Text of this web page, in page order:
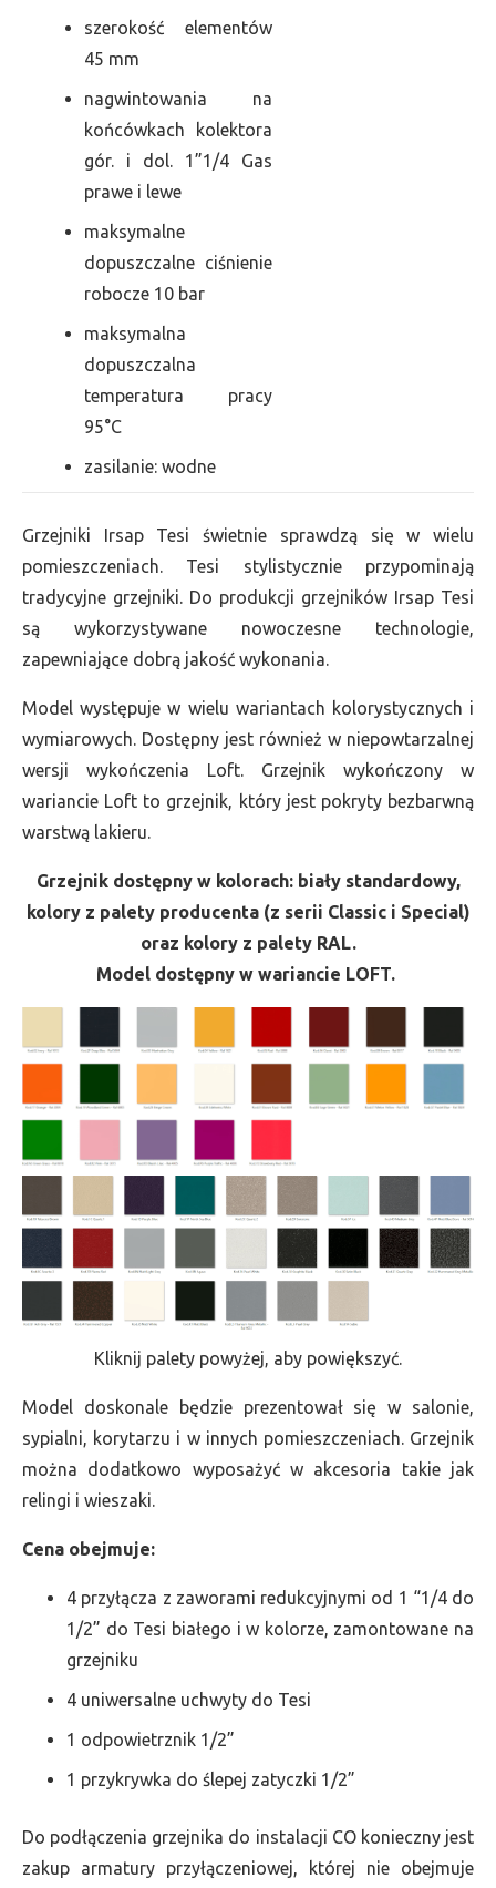
szerokość elementów
45 mm
nagwintowania na
końcówkach kolektora
gór. i dol. 1”1/4 Gas
prawe i lewe
maksymalne
dopuszczalne ciśnienie
robocze 10 bar
maksymalna
dopuszczalna
temperatura pracy
95°C
zasilanie: wodne
Grzejniki Irsap Tesi świetnie sprawdzą się w wielu
pomieszczeniach. Tesi stylistycznie przypominają
tradycyjne grzejniki. Do produkcji grzejników Irsap Tesi
są wykorzystywane nowoczesne technologie,
zapewniające dobrą jakość wykonania.
Model występuje w wielu wariantach kolorystycznych i
wymiarowych. Dostępny jest również w niepowtarzalnej
wersji wykończenia Loft. Grzejnik wykończony w
wariancie Loft to grzejnik, który jest pokryty bezbarwną
warstwą lakieru.
Grzejnik dostępny w kolorach: biały standardowy,
kolory z palety producenta (z serii Classic i Special)
oraz kolory z palety RAL.
Model dostępny w wariancie LOFT.
Kliknij palety powyżej, aby powiększyć.
Model doskonale będzie prezentował się w salonie,
sypialni, korytarzu i w innych pomieszczeniach. Grzejnik
można dodatkowo wyposażyć w akcesoria takie jak
relingi i wieszaki.
Cena obejmuje:
4 przyłącza z zaworami redukcyjnymi od 1 “1/4 do
1/2” do Tesi białego i w kolorze, zamontowane na
grzejniku
4 uniwersalne uchwyty do Tesi
1 odpowietrznik 1/2”
1 przykrywka do ślepej zatyczki 1/2”
Do podłączenia grzejnika do instalacji CO konieczny jest
zakup armatury przyłączeniowej, której nie obejmuje